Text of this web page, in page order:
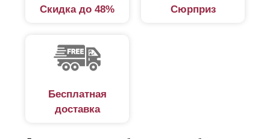
Скидка до 48% Сюрприз
Бесплатная
доставка